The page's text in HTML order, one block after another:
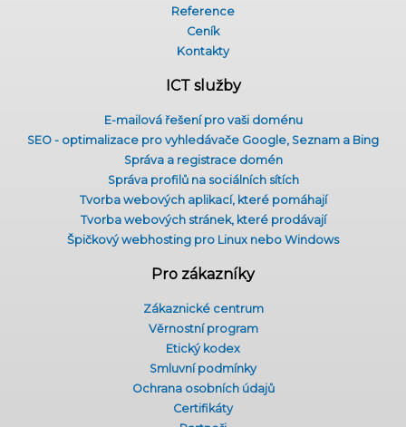
Reference
Ceník
Kontakty
ICT služby
E-mailová řešení pro vaši doménu
SEO - optimalizace pro vyhledávače Google, Seznam a Bing
Správa a registrace domén
Správa profilů na sociálních sítích
Tvorba webových aplikací, které pomáhají
Tvorba webových stránek, které prodávají
Špičkový webhosting pro Linux nebo Windows
Pro zákazníky
Zákaznické centrum
Věrnostní program
Etický kodex
Smluvní podmínky
Ochrana osobních údajů
Certifikáty